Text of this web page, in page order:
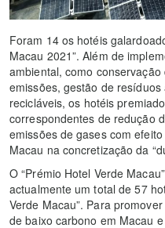
Foram 14 os hotéis
Macau 2021”. Além de
ambiental, como
emissões, gestão de
recicláveis, os hotéis
correspondentes de redução
emissões de gases com
Macau na concretização da
O “Prémio Hotel Verde
actualmente um total de 57
Verde Macau”. Para
de baixo carbono em Macau